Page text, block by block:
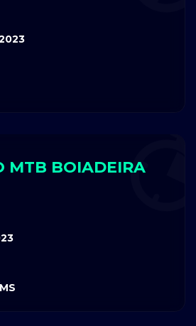
MTB BOIADEIRA